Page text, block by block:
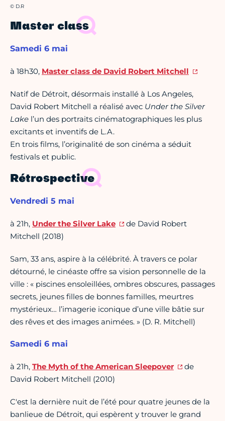
Crédit photo :
© D.R
Master class
Samedi 6 mai
à 18h30, Master class de David Robert Mitchell
Natif de Détroit, désormais installé à Los Angeles,
David Robert Mitchell a réalisé avec Under the Silver
Lake l’un des portraits cinématographiques les plus
excitants et inventifs de L.A.
En trois films, l’originalité de son cinéma a séduit
festivals et public.
Rétrospective
Vendredi 5 mai
à 21h, Under the Silver Lake
de David Robert
Mitchell (2018)
Sam, 33 ans, aspire à la célébrité. À travers ce polar
détourné, le cinéaste offre sa vision personnelle de la
ville : « piscines ensoleillées, ombres obscures, passages
secrets, jeunes filles de bonnes familles, meurtres
mystérieux… l’imagerie iconique d’une ville bâtie sur
des rêves et des images animées. » (D. R. Mitchell)
Samedi 6 mai
à 21h, The Myth of the American Sleepover
de
David Robert Mitchell (2010)
C'est la dernière nuit de l’été pour quatre jeunes de la
banlieue de Détroit, qui espèrent y trouver le grand